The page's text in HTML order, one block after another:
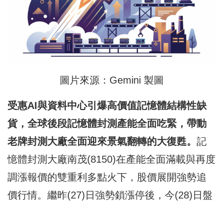
圖片來源：Gemini 製圖
受惠AI與資料中心引爆高價值記憶體結構性缺
貨，全球後段記憶體封測產能全面吃緊，帶動
老牌封測大廠全面迎來景氣翻轉的大復甦。 記
憶體封測大廠南茂(8150)在產能全面滿載與再度
調漲報價的雙重利多點火下，股價展開強勢追
價行情。繼昨(27)日強勢鎖漲停後，今(28)日盤